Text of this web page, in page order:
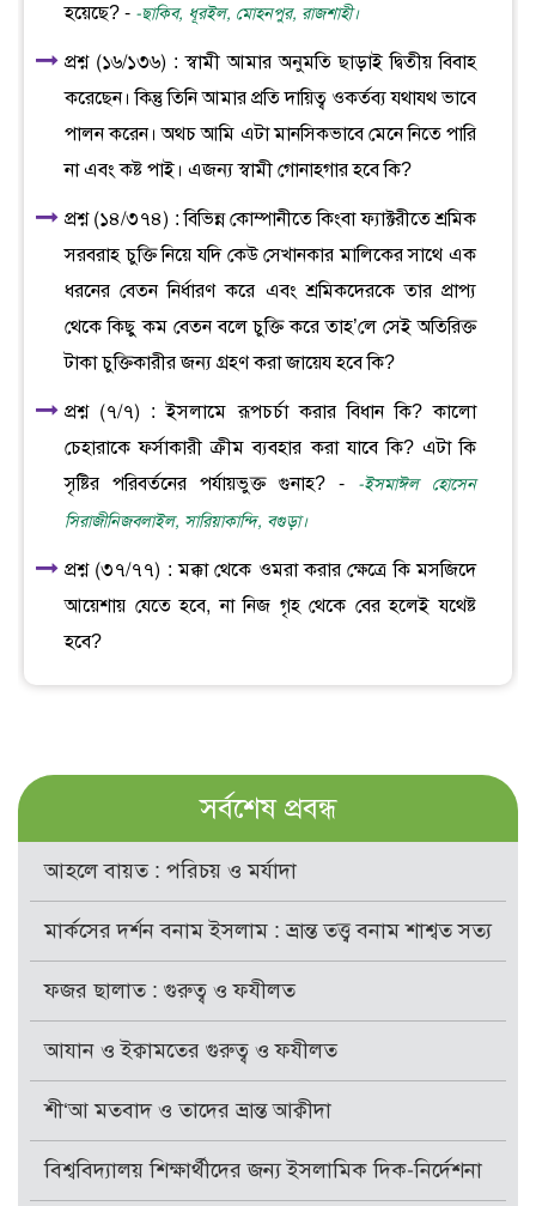
হয়েছে? - -ছাকিব, ধূরইল, মোহনপুর, রাজশাহী।
প্রশ্ন (১৬/১৩৬) : স্বামী আমার অনুমতি ছাড়াই দ্বিতীয় বিবাহ
করেছেন। কিন্তু তিনি আমার প্রতি দায়িত্ব ওকর্তব্য যথাযথ ভাবে
পালন করেন। অথচ আমি এটা মানসিকভাবে মেনে নিতে পারি
না এবং কষ্ট পাই। এজন্য স্বামী গোনাহগার হবে কি?
প্রশ্ন (১৪/৩৭৪) : বিভিন্ন কোম্পানীতে কিংবা ফ্যাক্টরীতে শ্রমিক
সরবরাহ চুক্তি নিয়ে যদি কেউ সেখানকার মালিকের সাথে এক
ধরনের বেতন নির্ধারণ করে এবং শ্রমিকদেরকে তার প্রাপ্য
থেকে কিছু কম বেতন বলে চুক্তি করে তাহ’লে সেই অতিরিক্ত
টাকা চুক্তিকারীর জন্য গ্রহণ করা জায়েয হবে কি?
প্রশ্ন (৭/৭) : ইসলামে রূপচর্চা করার বিধান কি? কালো
চেহারাকে ফর্সাকারী ক্রীম ব্যবহার করা যাবে কি? এটা কি
সৃষ্টির পরিবর্তনের পর্যায়ভুক্ত গুনাহ? -
-ইসমাঈল হোসেন
সিরাজীনিজবলাইল, সারিয়াকান্দি, বগুড়া।
প্রশ্ন (৩৭/৭৭) : মক্কা থেকে ওমরা করার ক্ষেত্রে কি মসজিদে
আয়েশায় যেতে হবে, না নিজ গৃহ থেকে বের হলেই যথেষ্ট
হবে?
সর্বশেষ প্রবন্ধ
আহলে বায়ত : পরিচয় ও মর্যাদা
মার্কসের দর্শন বনাম ইসলাম : ভ্রান্ত তত্ত্ব বনাম শাশ্বত সত্য
ফজর ছালাত : গুরুত্ব ও ফযীলত
আযান ও ইক্বামতের গুরুত্ব ও ফযীলত
শী‘আ মতবাদ ও তাদের ভ্রান্ত আক্বীদা
বিশ্ববিদ্যালয় শিক্ষার্থীদের জন্য ইসলামিক দিক-নির্দেশনা